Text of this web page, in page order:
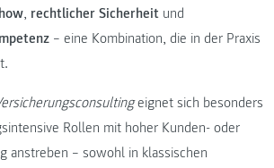
, rechtlicher Sicherheit und
– eine Kombination, die in der Praxis
eignet sich besonders
Rollen mit hoher Kunden- oder
anstreben – sowohl in klassischen